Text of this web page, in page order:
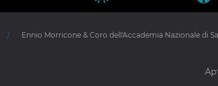
Ennio Morricone & Coro dell'Accademia Nazionale di